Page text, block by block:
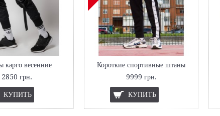
карго весенние
2850 грн.
КУПИТЬ
Короткие спортивные штаны
9999 грн.
КУПИТЬ